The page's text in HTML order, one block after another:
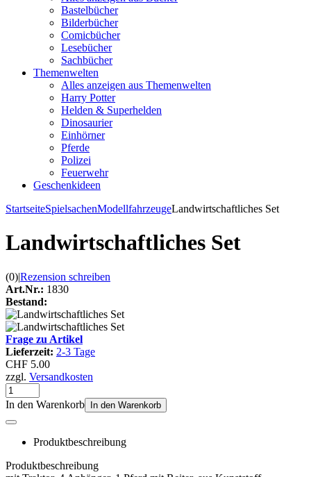
Bastelbücher
Bilderbücher
Comicbücher
Lesebücher
Sachbücher
Themenwelten
Alles anzeigen aus Themenwelten
Harry Potter
Helden & Superhelden
Dinosaurier
Einhörner
Pferde
Polizei
Feuerwehr
Geschenkideen
StartseiteSpielsachenModellfahrzeugeLandwirtschaftliches Set
Landwirtschaftliches Set
(0)|Rezension schreiben
Art.Nr.: 1830
Bestand:
Frage zu Artikel
Lieferzeit: 2-3 Tage
CHF 5.00
zzgl. Versandkosten
In den Warenkorb In den Warenkorb
Produktbeschreibung
Produktbeschreibung